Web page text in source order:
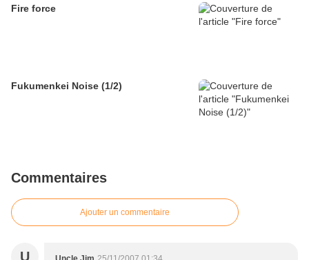
Fire force
Fukumenkei Noise (1/2)
Commentaires
Ajouter un commentaire
U